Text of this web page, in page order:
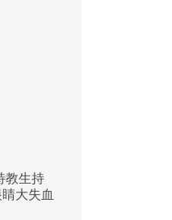
大失血